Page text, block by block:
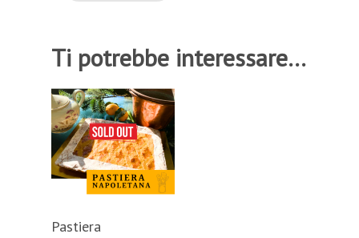
Ti potrebbe interessare…
Leggi Tutto
Pastiera